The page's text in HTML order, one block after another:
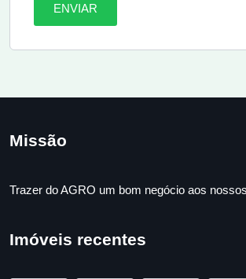
ENVIAR
Missão
Trazer do AGRO um bom negócio aos
Imóveis recentes